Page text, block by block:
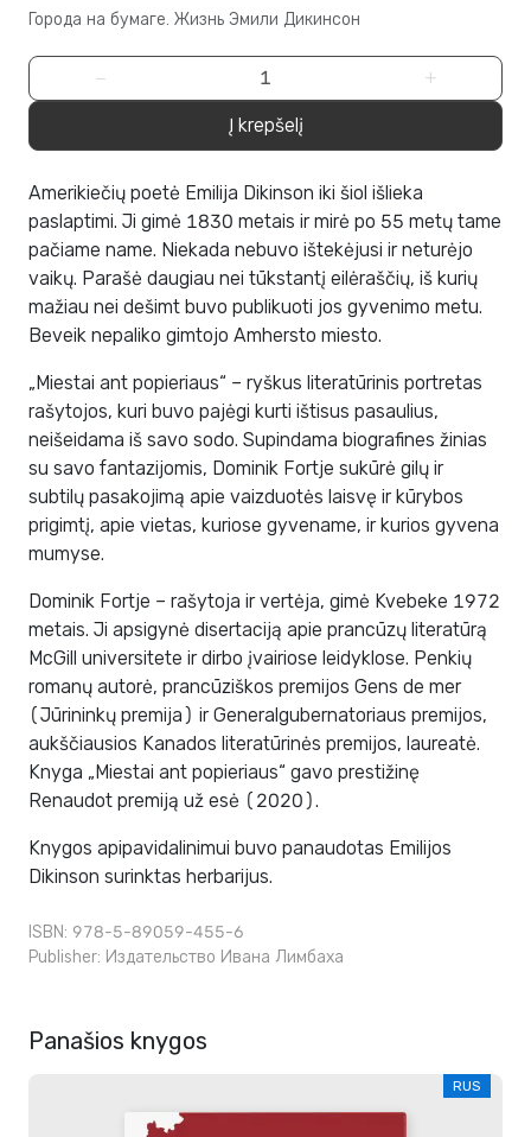
Города на бумаге. Жизнь Эмили Дикинсон
− +
Į krepšelį
Amerikiečių poetė Emilija Dikinson iki šiol išlieka
paslaptimi. Ji gimė 1830 metais ir mirė po 55 metų tame
pačiame name. Niekada nebuvo ištekėjusi ir neturėjo
vaikų. Parašė daugiau nei tūkstantį eilėraščių, iš kurių
mažiau nei dešimt buvo publikuoti jos gyvenimo metu.
Beveik nepaliko gimtojo Amhersto miesto.
„Miestai ant popieriaus“ – ryškus literatūrinis portretas
rašytojos, kuri buvo pajėgi kurti ištisus pasaulius,
neišeidama iš savo sodo. Supindama biografines žinias
su savo fantazijomis, Dominik Fortje sukūrė gilų ir
subtilų pasakojimą apie vaizduotės laisvę ir kūrybos
prigimtį, apie vietas, kuriose gyvename, ir kurios gyvena
mumyse.
Dominik Fortje – rašytoja ir vertėja, gimė Kvebeke 1972
metais. Ji apsigynė disertaciją apie prancūzų literatūrą
McGill universitete ir dirbo įvairiose leidyklose. Penkių
romanų autorė, prancūziškos premijos Gens de mer
(Jūrininkų premija) ir Generalgubernatoriaus premijos,
aukščiausios Kanados literatūrinės premijos, laureatė.
Knyga „Miestai ant popieriaus“ gavo prestižinę
Renaudot premiją už esė (2020).
Knygos apipavidalinimui buvo panaudotas Emilijos
Dikinson surinktas herbarijus.
ISBN: 978-5-89059-455-6
Publisher: Издательство Ивана Лимбаха
Panašios knygos
RUS